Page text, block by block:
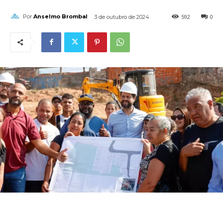
Por Anselmo Brombal 3 de outubro de 2024 0
592